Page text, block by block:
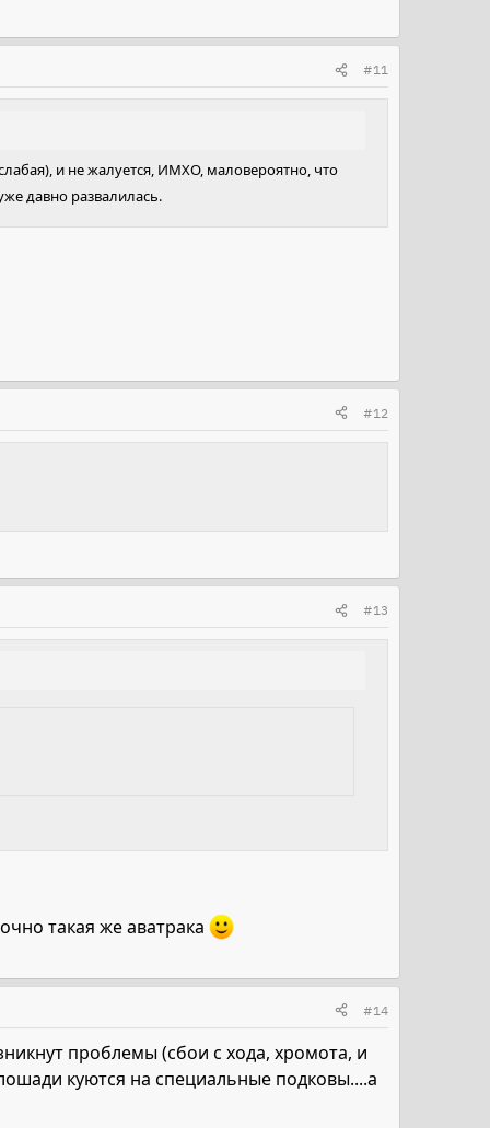
#11
и не жалуется, ИМХО, маловероятно, что
давно развалилась.
#12
#13
такая же аватрака
#14
проблемы (сбои с хода, хромота, и
куются на специальные подковы....а